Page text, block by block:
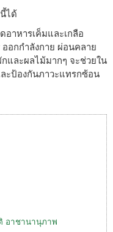
ได้
าหารเค็มและเกลือ
อกกำลังกาย ผ่อนคลาย
และผลไม้มากๆ จะช่วยใน
ะป้องกันภาวะแทรกซ้อน
อาชานานุภาพ